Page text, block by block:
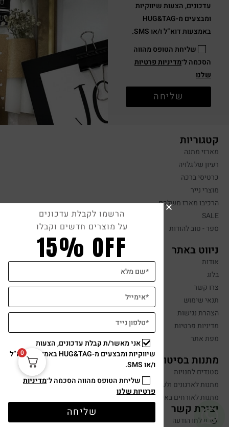
עדכונים, הצעות שיווקיות
ומבצעים מ-HUG&TAG
באמצעות דוא”ל ו/או SMS.
שליחת הטופס מהווה
הסכמה ל־מדיניות פרטיות
שלנו
שליחה
קטגוריות
מארזי מתנה
רעיון של גלויה
כרטיסי ברכה
מוצרי נייר
הרכיבו מארז משלכם
SALE
ספר - טוב להודות
ניווט באתר
אודות
בלוג
צרו קשר
תנאי שימוש
הצהרת נגישות
מדיניות פרטיות
מפת אתר
מתנות בסיטונאות
סטנדים לחנויות
מתנות לארגונים ולעובדים
מתנות לאורחים באירועים
יצירת קשר
שלחו הודעה
0
הרשמו לקבלת עדכונים
על מוצרים חדשים וקבלו
15% OFF
אני מאשר/ת קבלת עדכונים, הצעות
שיווקיות ומבצעים מ-HUG&TAG באמצעות דוא”ל
ו/או SMS.
שליחת הטופס מהווה הסכמה ל־מדיניות
פרטיות שלנו
שליחה